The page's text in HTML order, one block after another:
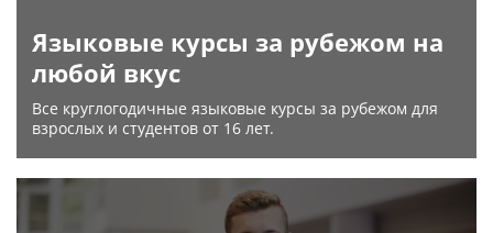
Языковые курсы за рубежом на
любой вкус
Все круглогодичные языковые курсы за рубежом для
взрослых и студентов от 16 лет.